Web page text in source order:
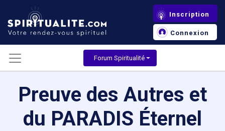
Inscription
Connexion
Forum Spiritualité
Preuve des Autres et
du PARADIS Éternel